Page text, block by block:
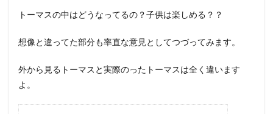
トーマスの中はどうなってるの？子供は楽しめる？？
想像と違ってた部分も率直な意見としてつづってみます。
外から見るトーマスと実際のったトーマスは全く違います
よ。